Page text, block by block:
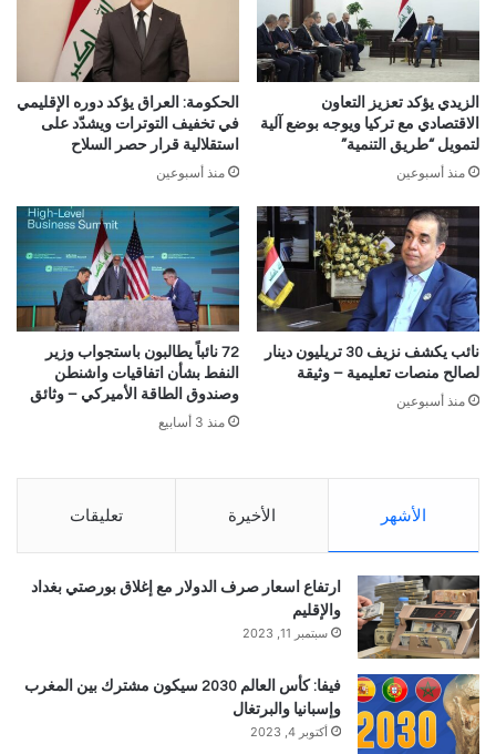
الزيدي يؤكد تعزيز التعاون
الاقتصادي مع تركيا ويوجه بوضع آلية
لتمويل “طريق التنمية”
منذ أسبوعين
الحكومة: العراق يؤكد دوره الإقليمي
في تخفيف التوترات ويشدّد على
استقلالية قرار حصر السلاح
منذ أسبوعين
نائب يكشف نزيف 30 تريليون دينار
لصالح منصات تعليمية – وثيقة
منذ أسبوعين
72 نائباً يطالبون باستجواب وزير
النفط بشأن اتفاقيات واشنطن
وصندوق الطاقة الأميركي – وثائق
منذ 3 أسابيع
الأشهر الأخيرة تعليقات
ارتفاع اسعار صرف الدولار مع إغلاق بورصتي بغداد
والإقليم
سبتمبر 11, 2023
فيفا: كأس العالم 2030 سيكون مشترك بين المغرب
وإسبانيا والبرتغال
أكتوبر 4, 2023